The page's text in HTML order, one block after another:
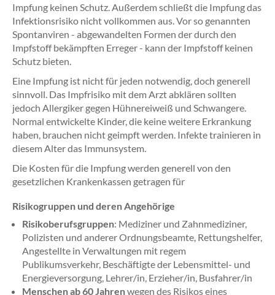
Impfung keinen Schutz. Außerdem schließt die Impfung das
Infektionsrisiko nicht vollkommen aus. Vor so genannten
Spontanviren - abgewandelten Formen der durch den
Impfstoff bekämpften Erreger - kann der Impfstoff keinen
Schutz bieten.
Eine Impfung ist nicht für jeden notwendig, doch generell
sinnvoll. Das Impfrisiko mit dem Arzt abklären sollten
jedoch Allergiker gegen Hühnereiweiß und Schwangere.
Normal entwickelte Kinder, die keine weitere Erkrankung
haben, brauchen nicht geimpft werden. Infekte trainieren in
diesem Alter das Immunsystem.
Die Kosten für die Impfung werden generell von den
gesetzlichen Krankenkassen getragen für
Risikogruppen und deren Angehörige
Risikoberufsgruppen: Mediziner und Zahnmediziner,
Polizisten und anderer Ordnungsbeamte, Rettungshelfer,
Angestellte in Verwaltungen mit regem
Publikumsverkehr, Beschäftigte der Lebensmittel- und
Energieversorgung, Lehrer/in, Erzieher/in, Busfahrer/in
Menschen ab 60 Jahrenwegen des Risikos eines